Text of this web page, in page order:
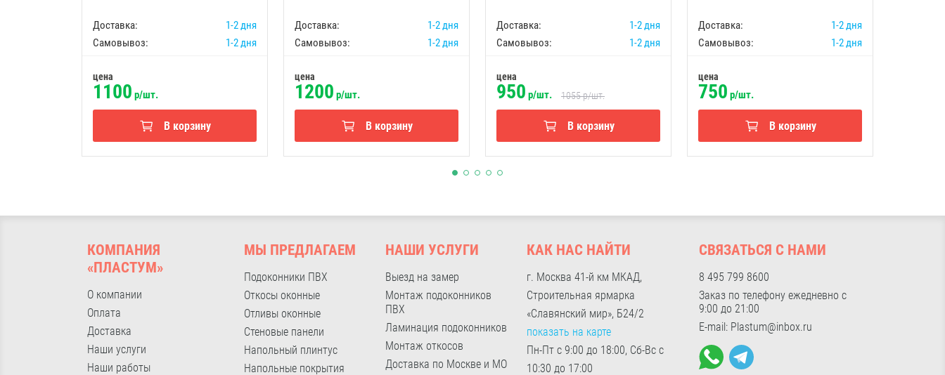
Доставка:
1-2 дня
Самовывоз:
1-2 дня
цена
1100 р/шт.
В корзину
Доставка:
1-2 дня
Самовывоз:
1-2 дня
цена
1200 р/шт.
В корзину
Доставка:
1-2 дня
Самовывоз:
1-2 дня
цена
950 р/шт. 1055р/шт.
В корзину
Доставка:
1-2 дня
Самовывоз:
1-2 дня
цена
750 р/шт.
В корзину
КОМПАНИЯ
«ПЛАСТУМ»
О компании
Оплата
Доставка
Наши услуги
Наши работы
МЫ ПРЕДЛАГАЕМ
Подоконники ПВХ
Откосы оконные
Отливы оконные
Стеновые панели
Напольный плинтус
Напольные покрытия
НАШИ УСЛУГИ
Выезд на замер
Монтаж подоконников
ПВХ
Ламинация подоконников
Монтаж откосов
Доставка по Москве и МО
КАК НАС НАЙТИ
г. Москва 41-й км МКАД,
Строительная ярмарка
«Славянский мир», Б24/2
показать на карте
Пн-Пт с 9:00 до 18:00, Сб-Вс с
10:30 до 17:00
СВЯЗАТЬСЯ С НАМИ
8 495 799 8600
Заказ по телефону ежедневно с
9:00 до 21:00
E-mail: Plastum@inbox.ru